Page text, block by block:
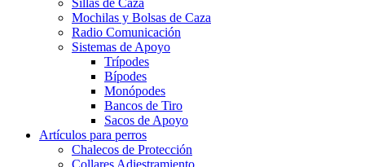
Sillas de Caza
Mochilas y Bolsas de Caza
Radio Comunicación
Sistemas de Apoyo
Trípodes
Bípodes
Monópodes
Bancos de Tiro
Sacos de Apoyo
Artículos para perros
Chalecos de Protección
Collares Adiestramiento